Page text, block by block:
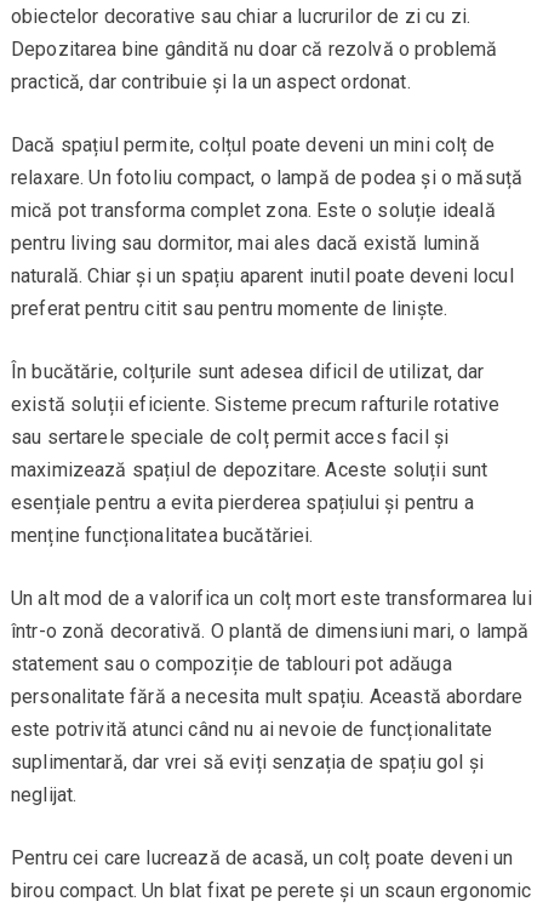
obiectelor decorative sau chiar a lucrurilor de zi cu zi.
Depozitarea bine gândită nu doar că rezolvă o problemă
practică, dar contribuie și la un aspect ordonat.
Dacă spațiul permite, colțul poate deveni un mini colț de
relaxare. Un fotoliu compact, o lampă de podea și o măsuță
mică pot transforma complet zona. Este o soluție ideală
pentru living sau dormitor, mai ales dacă există lumină
naturală. Chiar și un spațiu aparent inutil poate deveni locul
preferat pentru citit sau pentru momente de liniște.
În bucătărie, colțurile sunt adesea dificil de utilizat, dar
există soluții eficiente. Sisteme precum rafturile rotative
sau sertarele speciale de colț permit acces facil și
maximizează spațiul de depozitare. Aceste soluții sunt
esențiale pentru a evita pierderea spațiului și pentru a
menține funcționalitatea bucătăriei.
Un alt mod de a valorifica un colț mort este transformarea lui
într-o zonă decorativă. O plantă de dimensiuni mari, o lampă
statement sau o compoziție de tablouri pot adăuga
personalitate fără a necesita mult spațiu. Această abordare
este potrivită atunci când nu ai nevoie de funcționalitate
suplimentară, dar vrei să eviți senzația de spațiu gol și
neglijat.
Pentru cei care lucrează de acasă, un colț poate deveni un
birou compact. Un blat fixat pe perete și un scaun ergonomic